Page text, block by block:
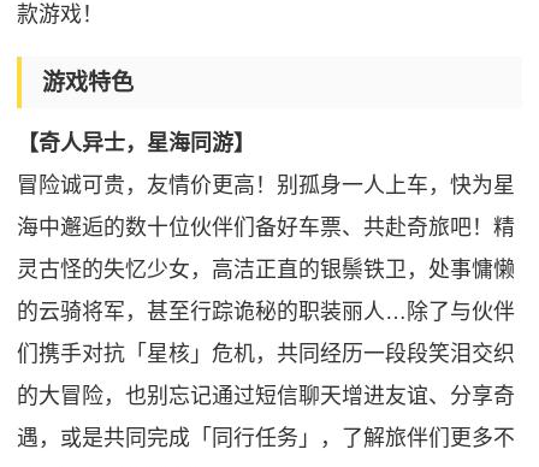
款游戏！
游戏特色
【奇人异士，星海同游】
冒险诚可贵，友情价更高！别孤身一人上车，快为星
海中邂逅的数十位伙伴们备好车票、共赴奇旅吧！精
灵古怪的失忆少女，高洁正直的银鬃铁卫，处事慵懒
的云骑将军，甚至行踪诡秘的职装丽人…除了与伙伴
们携手对抗「星核」危机，共同经历一段段笑泪交织
的大冒险，也别忘记通过短信聊天增进友谊、分享奇
遇，或是共同完成「同行任务」，了解旅伴们更多不